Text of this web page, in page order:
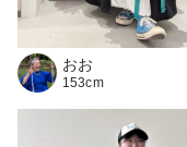
おお
153cm